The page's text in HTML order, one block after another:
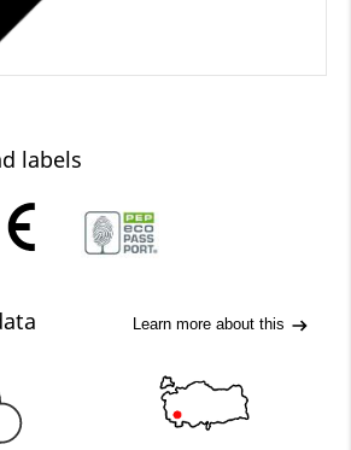
labels
Learn more about this